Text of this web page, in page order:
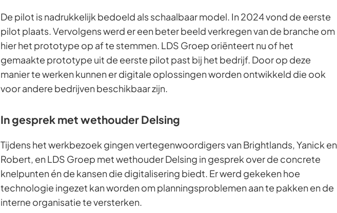
De pilot is nadrukkelijk bedoeld als schaalbaar model. In 2024 vond de eerste
pilot plaats. Vervolgens werd er een beter beeld verkregen van de branche om
hier het prototype op af te stemmen. LDS Groep oriënteert nu of het
gemaakte prototype uit de eerste pilot past bij het bedrijf. Door op deze
manier te werken kunnen er digitale oplossingen worden ontwikkeld die ook
voor andere bedrijven beschikbaar zijn.
In gesprek met wethouder Delsing
Tijdens het werkbezoek gingen vertegenwoordigers van Brightlands, Yanick en
Robert, en LDS Groep met wethouder Delsing in gesprek over de concrete
knelpunten én de kansen die digitalisering biedt. Er werd gekeken hoe
technologie ingezet kan worden om planningsproblemen aan te pakken en de
interne organisatie te versterken.